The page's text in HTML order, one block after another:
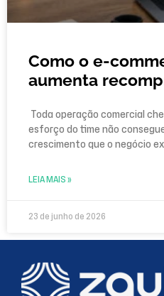
Como o e-
aumenta
Toda operação comercial
esforço do time não
crescimento que o negócio
LEIA MAIS »
23 de junho de 2026